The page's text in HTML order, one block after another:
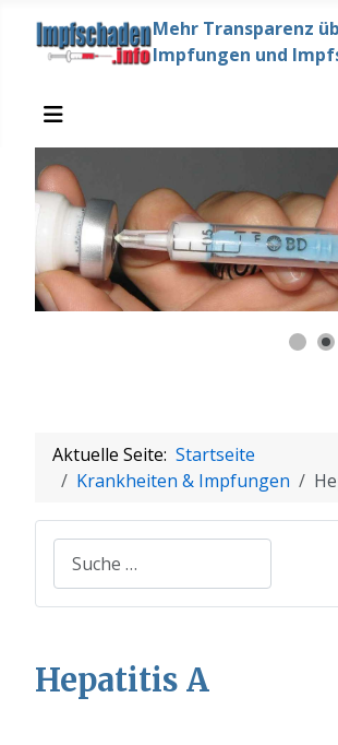
Mehr Transparenz
Impfungen und
Aktuelle Seite: Startseite
Krankheiten & Impfungen
Suchen
Hepatitis A